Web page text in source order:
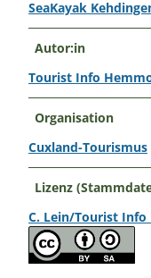
SeaKayak
Autor:in
Tourist Info
Organisation
Cuxland-Tourismus
Lizenz
C. Lein/Tourist